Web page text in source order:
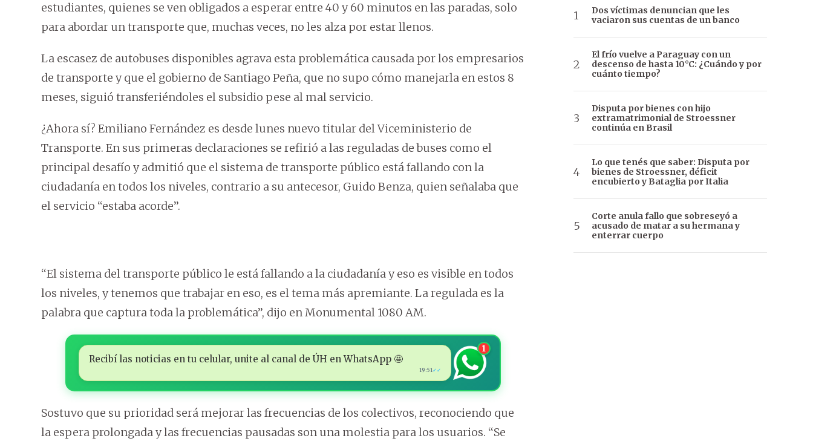
estudiantes, quienes se ven obligados a esperar entre 40 y 60 minutos en las paradas, solo
para abordar un transporte que, muchas veces, no les alza por estar llenos.
La escasez de autobuses disponibles agrava esta problemática causada por los empresarios
de transporte y que el gobierno de Santiago Peña, que no supo cómo manejarla en estos 8
meses, siguió transferiéndoles el subsidio pese al mal servicio.
¿Ahora sí? Emiliano Fernández es desde lunes nuevo titular del Viceministerio de
Transporte. En sus primeras declaraciones se refirió a las reguladas de buses como el
principal desafío y admitió que el sistema de transporte público está fallando con la
ciudadanía en todos los niveles, contrario a su antecesor, Guido Benza, quien señalaba que
el servicio ‘‘estaba acorde’’.
‘‘El sistema del transporte público le está fallando a la ciudadanía y eso es visible en todos
los niveles, y tenemos que trabajar en eso, es el tema más apremiante. La regulada es la
palabra que captura toda la problemática’’, dijo en Monumental 1080 AM.
Recibí las noticias en tu celular, unite al canal de ÚH en WhatsApp 🤩
19:51✓✓
1
Sostuvo que su prioridad será mejorar las frecuencias de los colectivos, reconociendo que
la espera prolongada y las frecuencias pausadas son una molestia para los usuarios. ‘‘Se
Dos víctimas denuncian que les
vaciaron sus cuentas de un banco
El frío vuelve a Paraguay con un
descenso de hasta 10°C: ¿Cuándo y por
cuánto tiempo?
Disputa por bienes con hijo
extramatrimonial de Stroessner
continúa en Brasil
Lo que tenés que saber: Disputa por
bienes de Stroessner, déficit
encubierto y Bataglia por Italia
Corte anula fallo que sobreseyó a
acusado de matar a su hermana y
enterrar cuerpo